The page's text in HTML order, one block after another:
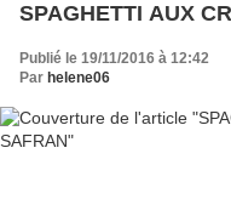
SPAGHETTI AUX
Publié le 19/11/2016 à 12:42
Par helene06